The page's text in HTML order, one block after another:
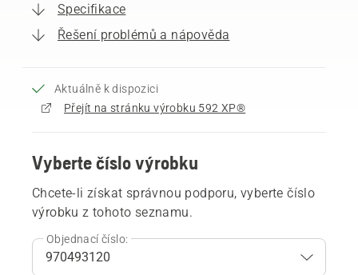
Specifikace
Řešení problémů a nápověda
Aktuálně k dispozici
Přejít na stránku výrobku 592 XP®
Vyberte číslo výrobku
Chcete-li získat správnou podporu, vyberte číslo
výrobku z tohoto seznamu.
Objednací číslo: